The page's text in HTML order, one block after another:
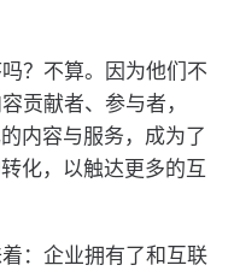
？不算。因为他们不
贡献者、参与者，
内容与服务，成为了
化，以触达更多的互
：企业拥有了和互联